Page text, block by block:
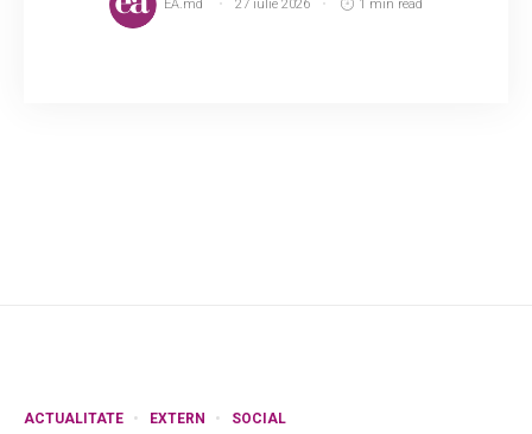
EA.md 27 iulie 2026 1 min read
ACTUALITATE EXTERN SOCIAL